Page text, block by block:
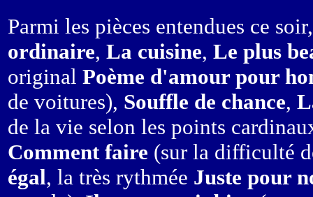
Parmi les pièces entendues ce
ordinaire, La cuisine, Le plus
original Poème d'amour pour
de voitures), Souffle de chance,
de la vie selon les points
Comment faire (sur la difficulté
égal, la très rythmée Juste pour